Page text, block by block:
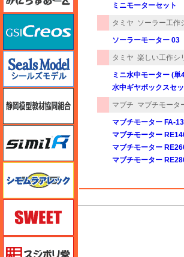
ミニモーターセット
タミヤ ソーラー工作
ソーラーモーター 03
タミヤ 楽しい工作シ
ミニ水中モーター (単
水中ギヤボックスセ
マブチ マブチモータ
マブチモーター FA-
マブチモーター
マブチモーター
マブチモーター
シールズモデル
静岡模型協同組合
シミラー（similR）
スイート（SWEET）
M's PLUS